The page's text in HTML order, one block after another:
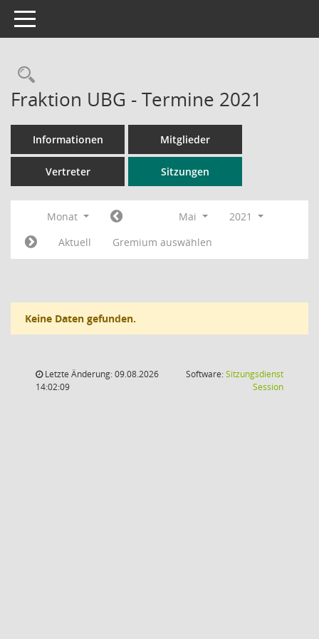
Toggle navigation
Rechercheauswahl
Fraktion UBG - Termine 2021
Informationen Mitglieder
Vertreter Sitzungen
Monat Mai
2021
Aktuell
Gremium auswählen
Keine Daten gefunden.
Letzte Änderung: 09.08.2026
14:02:09
Software:Sitzungsdienst
Session(Wird in